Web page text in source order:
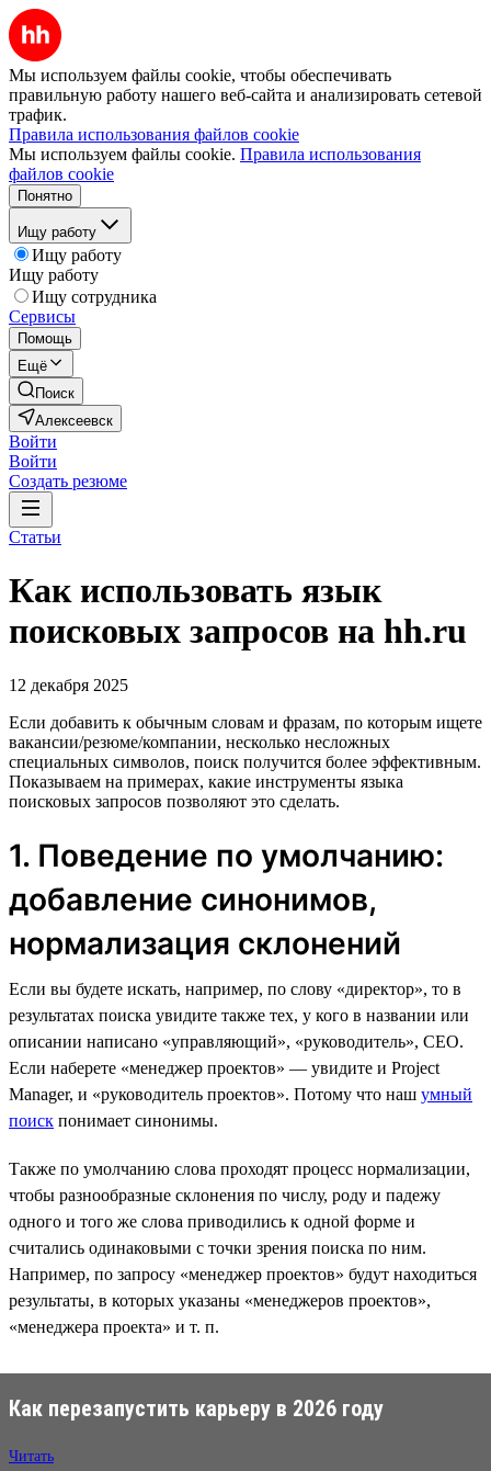
Мы используем файлы cookie, чтобы обеспечивать
правильную работу нашего веб-сайта и анализировать сетевой
трафик.
Правила использования файлов cookie
Мы используем файлы cookie. Правила использования
файлов cookie
Понятно
Ищу работу
Ищу работу
Ищу работу
Ищу сотрудника
Сервисы
Помощь
Ещё
Поиск
Алексеевск
Войти
Войти
Создать резюме
Статьи
Как использовать язык
поисковых запросов на hh.ru
12 декабря 2025
Если добавить к обычным словам и фразам, по которым ищете
вакансии/резюме/компании, несколько несложных
специальных символов, поиск получится более эффективным.
Показываем на примерах, какие инструменты языка
поисковых запросов позволяют это сделать.
1. Поведение по умолчанию:
добавление синонимов,
нормализация склонений
Если вы будете искать, например, по слову «директор», то в
результатах поиска увидите также тех, у кого в названии или
описании написано «управляющий», «руководитель», CEO.
Если наберете «менеджер проектов» — увидите и Project
Manager, и «руководитель проектов». Потому что наш умный
поиск понимает синонимы.
Также по умолчанию слова проходят процесс нормализации,
чтобы разнообразные склонения по числу, роду и падежу
одного и того же слова приводились к одной форме и
считались одинаковыми с точки зрения поиска по ним.
Например, по запросу «менеджер проектов» будут находиться
результаты, в которых указаны «менеджеров проектов»,
«менеджера проекта» и т. п.
Как перезапустить карьеру в 2026 году
Читать